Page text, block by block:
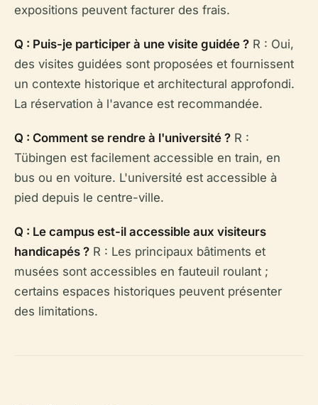
expositions peuvent facturer des frais.
Q : Puis-je participer à une visite guidée ? R : Oui,
des visites guidées sont proposées et fournissent
un contexte historique et architectural approfondi.
La réservation à l'avance est recommandée.
Q : Comment se rendre à l'université ? R :
Tübingen est facilement accessible en train, en
bus ou en voiture. L'université est accessible à
pied depuis le centre-ville.
Q : Le campus est-il accessible aux visiteurs
handicapés ? R : Les principaux bâtiments et
musées sont accessibles en fauteuil roulant ;
certains espaces historiques peuvent présenter
des limitations.